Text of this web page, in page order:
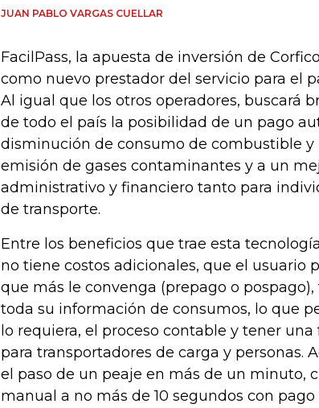
JUAN PABLO VARGAS CUELLAR
FacilPass, la apuesta de inversión de
como nuevo prestador del servicio para el
Al igual que los otros operadores, buscará
de todo el país la posibilidad de un pago
disminución de consumo de combustible
emisión de gases contaminantes y a un
administrativo y financiero tanto para
de transporte.
Entre los beneficios que trae esta
no tiene costos adicionales, que el usuario
que más le convenga (prepago o
toda su información de consumos, lo que
lo requiera, el proceso contable y tener
para transportadores de carga y personas.
el paso de un peaje en más de un minuto,
manual a no más de 10 segundos con